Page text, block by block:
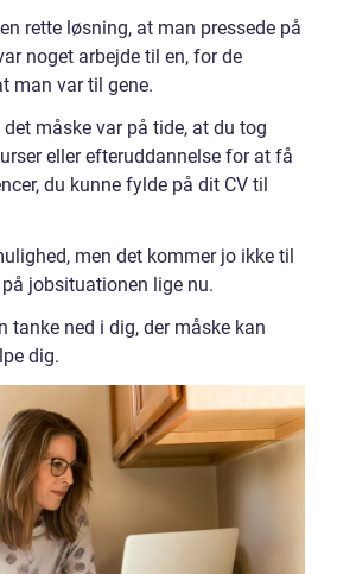
rette løsning, at man pressede på
noget arbejde til en, for de
man var til gene.
måske var på tide, at du tog
eller efteruddannelse for at få
du kunne fylde på dit CV til
men det kommer jo ikke til
jobsituationen lige nu.
tanke ned i dig, der måske kan
dig.